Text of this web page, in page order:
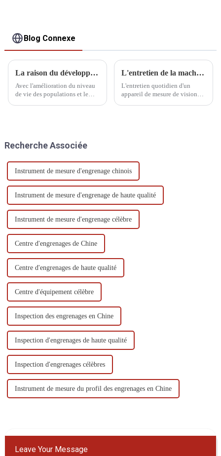
Blog Connexe
La raison du développement du CMM
Avec l'amélioration du niveau
de vie des populations et le
l'électronique, le d...
L'entretien de la machine de mesure de la vision
L'entretien quotidien d'un
appareil de mesure de vision
Recherche Associée
Instrument de mesure d'engrenage chinois
Instrument de mesure d'engrenage de haute qualité
Instrument de mesure d'engrenage célèbre
Centre d'engrenages de Chine
Centre d'engrenages de haute qualité
Centre d'équipement célèbre
Inspection des engrenages en Chine
Inspection d'engrenages de haute qualité
Inspection d'engrenages célèbres
Instrument de mesure du profil des engrenages en Chine
Leave Your Message